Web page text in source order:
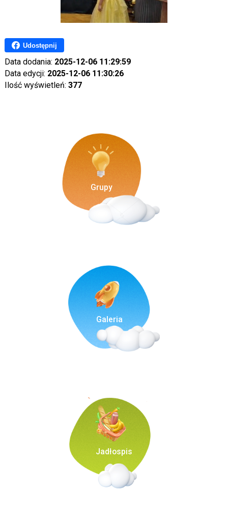
Udostępnij
Data dodania: 2025-12-06 11:29:59
Data edycji: 2025-12-06 11:30:26
Ilość wyświetleń: 377
Grupy
Galeria
Jadłospis